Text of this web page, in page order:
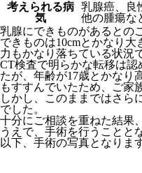
考えられる病
気
乳腺癌、良
他の腫瘍な
乳腺にできものがあるとの
できものは10cmとかなり
力もかなり落ちている状況
CT検査で明らかな転移は
たが、年齢が17歳とかなり
もすすんでいたため、ご家
しかし、このままではさら
でした。
十分にご相談を重ねた結果
うえで、手術を行うことと
以下、手術の写真となりま